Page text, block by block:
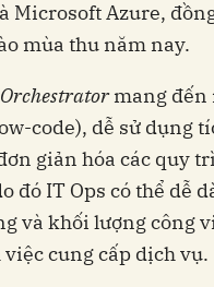
Microsoft Azure,
mùa thu năm nay.
mang đến
code), dễ sử dụng
giản hóa các quy
đó IT Ops có thể dễ
và khối lượng công
cung cấp dịch vụ.